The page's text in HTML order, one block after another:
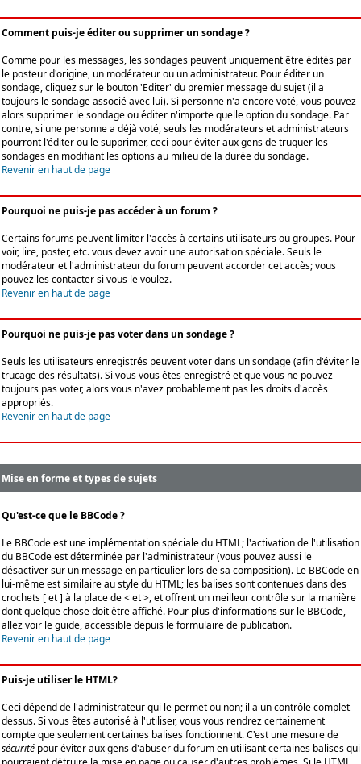
Comment puis-je éditer ou supprimer un sondage ?
Comme pour les messages, les sondages peuvent uniquement être édités par
le posteur d'origine, un modérateur ou un administrateur. Pour éditer un
sondage, cliquez sur le bouton 'Editer' du premier message du sujet (il a
toujours le sondage associé avec lui). Si personne n'a encore voté, vous pouvez
alors supprimer le sondage ou éditer n'importe quelle option du sondage. Par
contre, si une personne a déjà voté, seuls les modérateurs et administrateurs
pourront l'éditer ou le supprimer, ceci pour éviter aux gens de truquer les
sondages en modifiant les options au milieu de la durée du sondage.
Revenir en haut de page
Pourquoi ne puis-je pas accéder à un forum ?
Certains forums peuvent limiter l'accès à certains utilisateurs ou groupes. Pour
voir, lire, poster, etc. vous devez avoir une autorisation spéciale. Seuls le
modérateur et l'administrateur du forum peuvent accorder cet accès; vous
pouvez les contacter si vous le voulez.
Revenir en haut de page
Pourquoi ne puis-je pas voter dans un sondage ?
Seuls les utilisateurs enregistrés peuvent voter dans un sondage (afin d'éviter le
trucage des résultats). Si vous vous êtes enregistré et que vous ne pouvez
toujours pas voter, alors vous n'avez probablement pas les droits d'accès
appropriés.
Revenir en haut de page
Mise en forme et types de sujets
Qu'est-ce que le BBCode ?
Le BBCode est une implémentation spéciale du HTML; l'activation de l'utilisation
du BBCode est déterminée par l'administrateur (vous pouvez aussi le
désactiver sur un message en particulier lors de sa composition). Le BBCode en
lui-même est similaire au style du HTML; les balises sont contenues dans des
crochets [ et ] à la place de < et >, et offrent un meilleur contrôle sur la manière
dont quelque chose doit être affiché. Pour plus d'informations sur le BBCode,
allez voir le guide, accessible depuis le formulaire de publication.
Revenir en haut de page
Puis-je utiliser le HTML?
Ceci dépend de l'administrateur qui le permet ou non; il a un contrôle complet
dessus. Si vous êtes autorisé à l'utiliser, vous vous rendrez certainement
compte que seulement certaines balises fonctionnent. C'est une mesure de
sécurité pour éviter aux gens d'abuser du forum en utilisant certaines balises qui